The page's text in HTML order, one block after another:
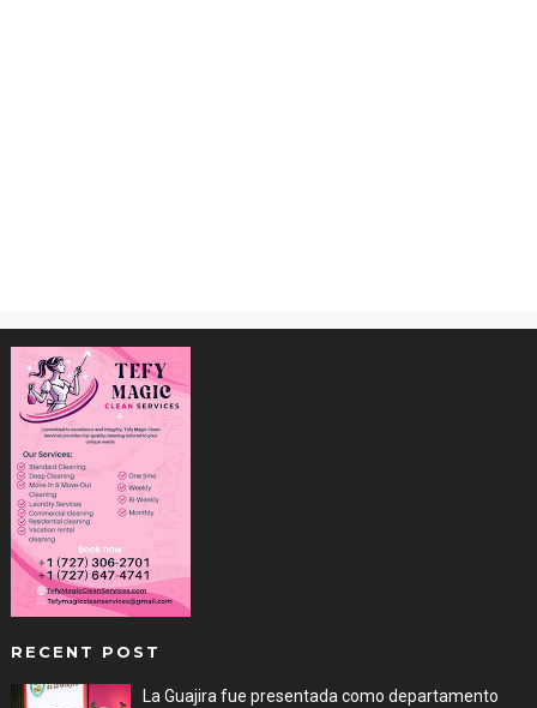
RECENT POST
La Guajira fue presentada como departamento